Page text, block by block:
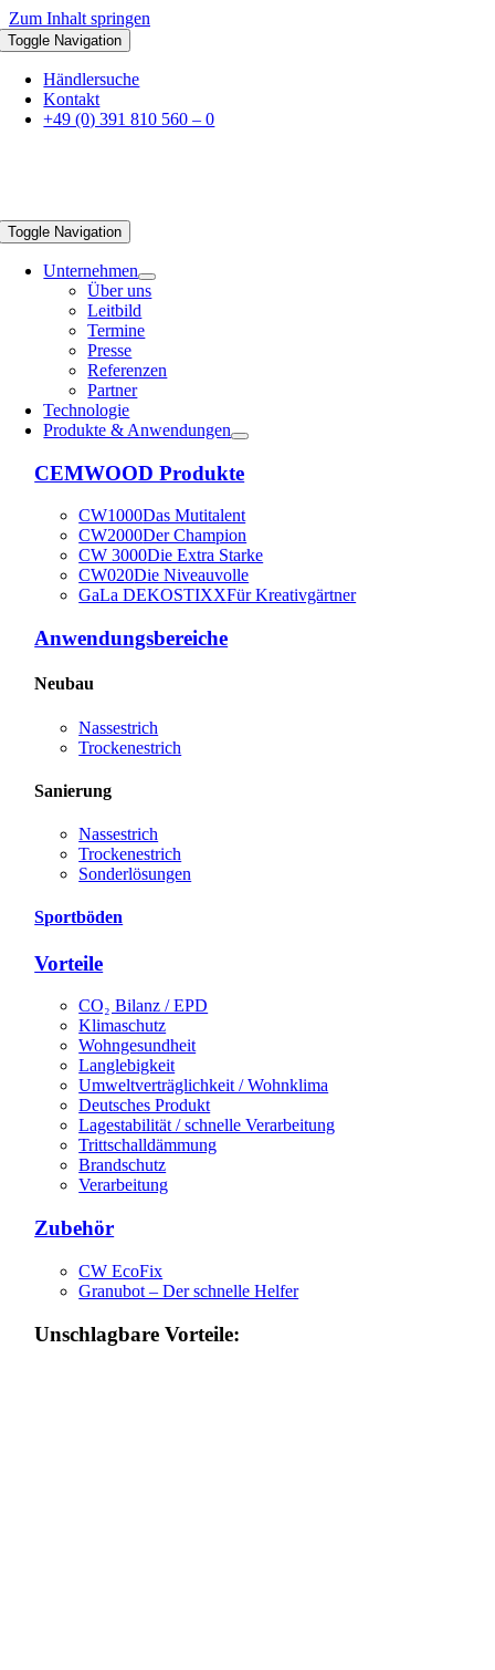
Zum Inhalt springen
Toggle Navigation
Händlersuche
Kontakt
+49 (0) 391 810 560 – 0
Toggle Navigation
Unternehmen
Über uns
Leitbild
Termine
Presse
Referenzen
Partner
Technologie
Produkte & Anwendungen
CEMWOOD Produkte
CW1000Das Mutitalent
CW2000Der Champion
CW 3000Die Extra Starke
CW020Die Niveauvolle
GaLa DEKOSTIXXFür Kreativgärtner
Anwendungsbereiche
Neubau
Nassestrich
Trockenestrich
Sanierung
Nassestrich
Trockenestrich
Sonderlösungen
Sportböden
Vorteile
CO₂ Bilanz / EPD
Klimaschutz
Wohngesundheit
Langlebigkeit
Umweltverträglichkeit / Wohnklima
Deutsches Produkt
Lagestabilität / schnelle Verarbeitung
Trittschalldämmung
Brandschutz
Verarbeitung
Zubehör
CW EcoFix
Granubot – Der schnelle Helfer
Unschlagbare Vorteile: